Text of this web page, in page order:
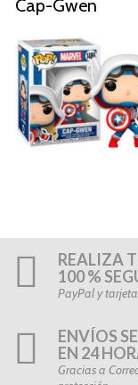
Cap-Gwen
REALIZA
100 %
PayPal y
ENVÍOS
EN 24
Gracias a